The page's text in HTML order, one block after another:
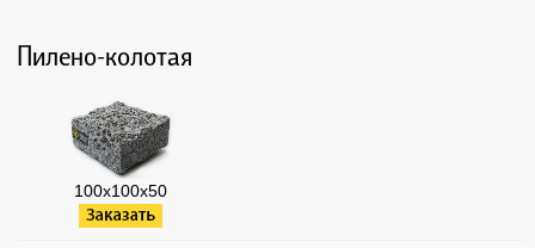
Пилено-колотая
100х100х50